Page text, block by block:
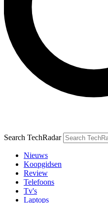
Search TechRadar
Nieuws
Koopgidsen
Review
Telefoons
Tv's
Laptops